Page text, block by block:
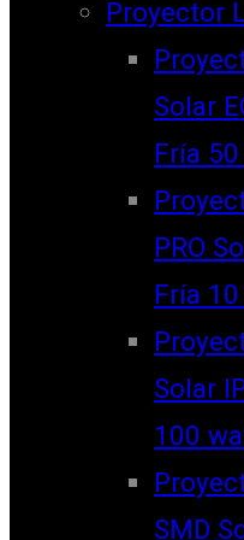
Proyector
Solar
Fría
PRO
Fría
Solar
100
SMD